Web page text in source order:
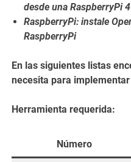
desde una RaspberryPi
RaspberryPi: instale
RaspberryPi
En las siguientes listas
necesita para
Herramienta requerida:
Número